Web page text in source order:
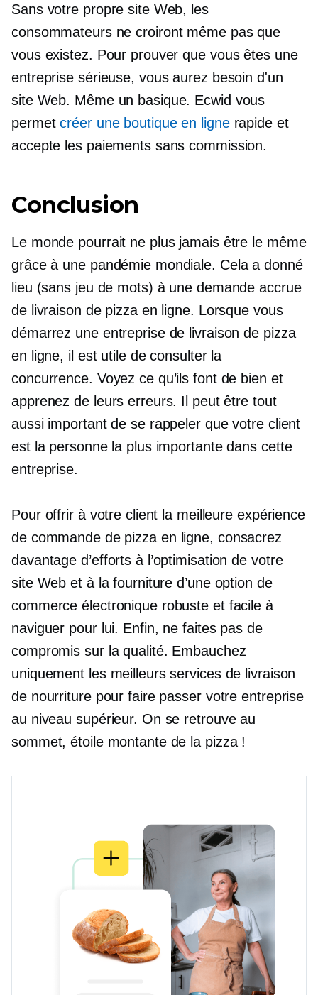
Sans votre propre site Web, les
consommateurs ne croiront même pas que
vous existez. Pour prouver que vous êtes une
entreprise sérieuse, vous aurez besoin d'un
site Web. Même un basique. Ecwid vous
permetcréer une boutique en lignerapide et
accepte les paiements sans commission.
Conclusion
Le monde pourrait ne plus jamais être le même
grâce à une pandémie mondiale. Cela a donné
lieu (sans jeu de mots) à une demande accrue
de livraison de pizza en ligne. Lorsque vous
démarrez une entreprise de livraison de pizza
en ligne, il est utile de consulter la
concurrence. Voyez ce qu’ils font de bien et
apprenez de leurs erreurs. Il peut être tout
aussi important de se rappeler que votre client
est la personne la plus importante dans cette
entreprise.
Pour offrir à votre client la meilleure expérience
de commande de pizza en ligne, consacrez
davantage d’efforts à l’optimisation de votre
site Web et à la fourniture d’une option de
commerce électronique robuste et facile à
naviguer pour lui. Enfin, ne faites pas de
compromis sur la qualité. Embauchez
uniquement les meilleurs services de livraison
de nourriture pour faire passer votre entreprise
au niveau supérieur. On se retrouve au
sommet, étoile montante de la pizza !